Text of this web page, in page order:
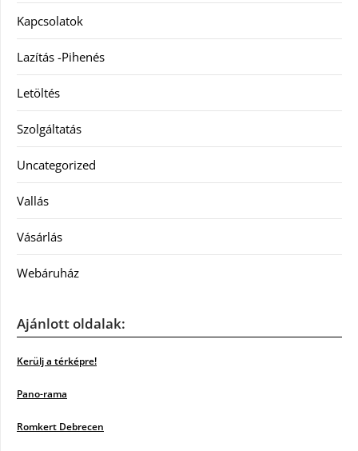
Kapcsolatok
Lazítás -Pihenés
Letöltés
Szolgáltatás
Uncategorized
Vallás
Vásárlás
Webáruház
Ajánlott oldalak:
Kerülj a térképre!
Pano-rama
Romkert Debrecen